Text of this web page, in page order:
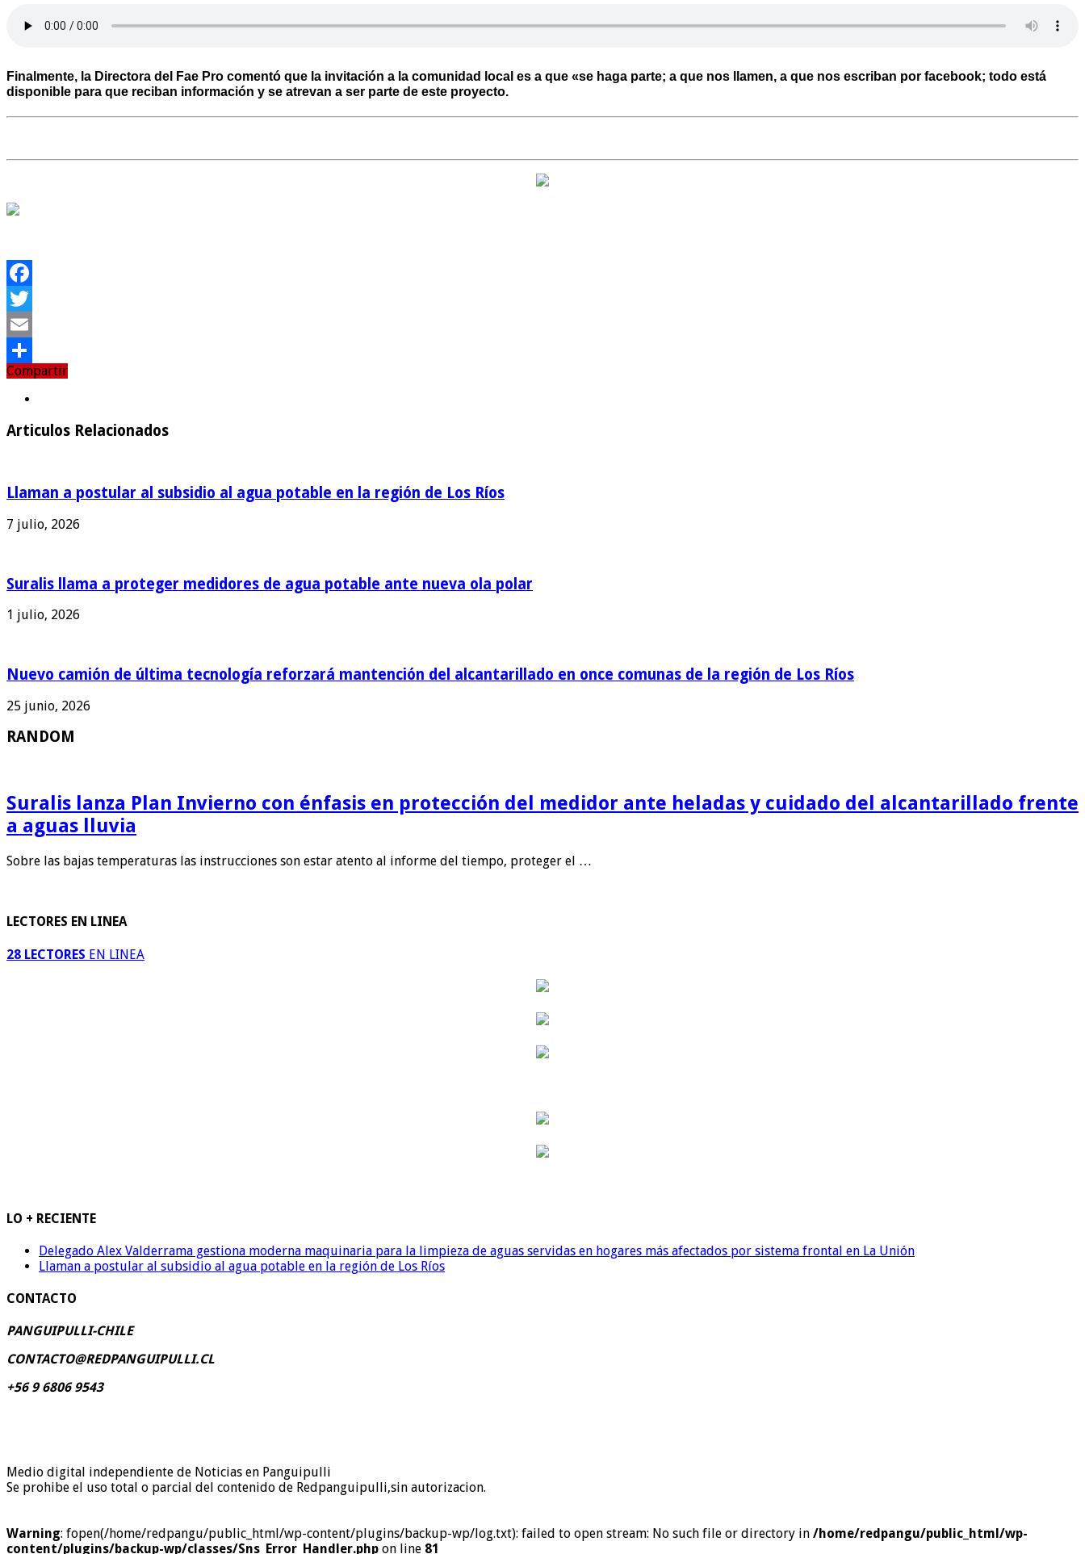
Finalmente, la Directora del Fae Pro comentó que la invitación a la comunidad local es a que «se haga parte; a que nos llamen, a que nos escriban por facebook; todo está
disponible para que reciban información y se atrevan a ser parte de este proyecto.
Facebook
Twitter
Email
Compartir
Compartir
Articulos Relacionados
Llaman a postular al subsidio al agua potable en la región de Los Ríos
7 julio, 2026
Suralis llama a proteger medidores de agua potable ante nueva ola polar
1 julio, 2026
Nuevo camión de última tecnología reforzará mantención del alcantarillado en once comunas de la región de Los Ríos
25 junio, 2026
RANDOM
Suralis lanza Plan Invierno con énfasis en protección del medidor ante heladas y cuidado del alcantarillado frente
a aguas lluvia
Sobre las bajas temperaturas las instrucciones son estar atento al informe del tiempo, proteger el …
LECTORES EN LINEA
28 LECTORES EN LINEA
LO + RECIENTE
Delegado Alex Valderrama gestiona moderna maquinaria para la limpieza de aguas servidas en hogares más afectados por sistema frontal en La Unión
Llaman a postular al subsidio al agua potable en la región de Los Ríos
CONTACTO
PANGUIPULLI-CHILE
CONTACTO@REDPANGUIPULLI.CL
+56 9 6806 9543
Medio digital independiente de Noticias en Panguipulli
Se prohibe el uso total o parcial del contenido de Redpanguipulli,sin autorizacion.
Warning: fopen(/home/redpangu/public_html/wp-content/plugins/backup-wp/log.txt): failed to open stream: No such file or directory in /home/redpangu/public_html/wp-
content/plugins/backup-wp/classes/Sns_Error_Handler.php on line 81